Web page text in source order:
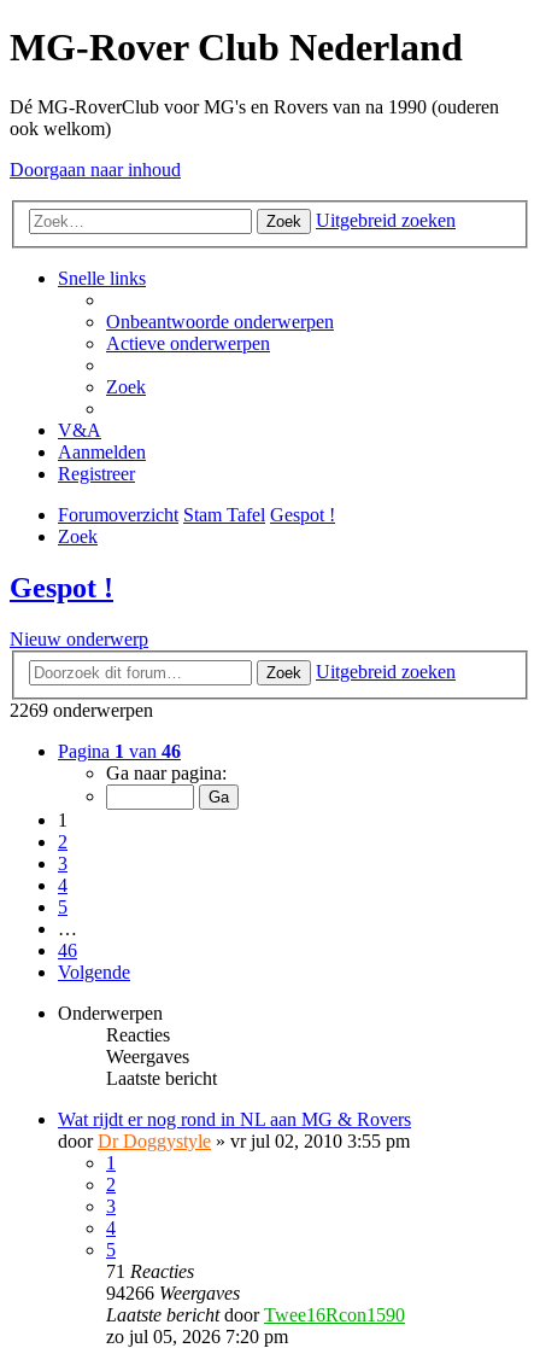
MG-Rover Club Nederland
Dé MG-RoverClub voor MG's en Rovers van na 1990 (ouderen
ook welkom)
Doorgaan naar inhoud
Zoek Uitgebreid zoeken
Snelle links
Onbeantwoorde onderwerpen
Actieve onderwerpen
Zoek
V&A
Aanmelden
Registreer
Forumoverzicht Stam Tafel Gespot !
Zoek
Gespot !
Nieuw onderwerp
Zoek
Uitgebreid zoeken
2269 onderwerpen
Pagina 1 van 46
Ga naar pagina:
1
2
3
4
5
…
46
Volgende
Onderwerpen
Reacties
Weergaves
Laatste bericht
Wat rijdt er nog rond in NL aan MG & Rovers
doorDr Doggystyle » vr jul 02, 2010 3:55 pm
1
2
3
4
5
71 Reacties
94266 Weergaves
Laatste berichtdoorTwee16Rcon1590
zo jul 05, 2026 7:20 pm